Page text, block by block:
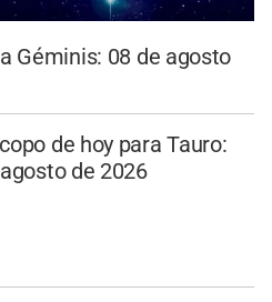
Géminis: 08 de agosto
de hoy para Tauro:
de 2026